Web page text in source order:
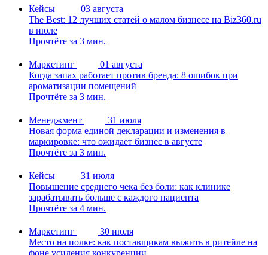
Кейсы
03 августа
The Best: 12 лучших статей о малом бизнесе на Biz360.ru
в июле
Прочтёте за 3 мин.
Маркетинг
01 августа
Когда запах работает против бренда: 8 ошибок при
ароматизации помещений
Прочтёте за 3 мин.
Менеджмент
31 июля
Новая форма единой декларации и изменения в
маркировке: что ожидает бизнес в августе
Прочтёте за 3 мин.
Кейсы
31 июля
Повышение среднего чека без боли: как клинике
зарабатывать больше с каждого пациента
Прочтёте за 4 мин.
Маркетинг
30 июля
Место на полке: как поставщикам выжить в ритейле на